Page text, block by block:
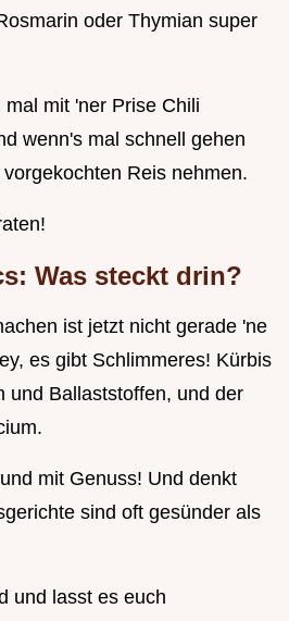
oder Thymian super
mit 'ner Prise Chili
wenn's mal schnell gehen
Reis nehmen.
Was steckt drin?
ist jetzt nicht gerade 'ne
es gibt Schlimmeres! Kürbis
und Ballaststoffen, und der
mit Genuss! Und denkt
sind oft gesünder als
und lasst es euch